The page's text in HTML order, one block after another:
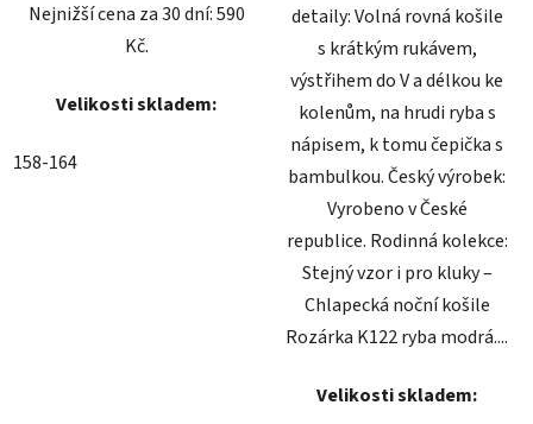
Nejnižší cena za 30 dní: 590
Kč.
Velikosti skladem:
158-164
detaily: Volná rovná košile
s krátkým rukávem,
výstřihem do V a délkou ke
kolenům, na hrudi ryba s
nápisem, k tomu čepička s
bambulkou. Český výrobek:
Vyrobeno v České
republice. Rodinná kolekce:
Stejný vzor i pro kluky –
Chlapecká noční košile
Rozárka K122 ryba modrá....
Velikosti skladem: